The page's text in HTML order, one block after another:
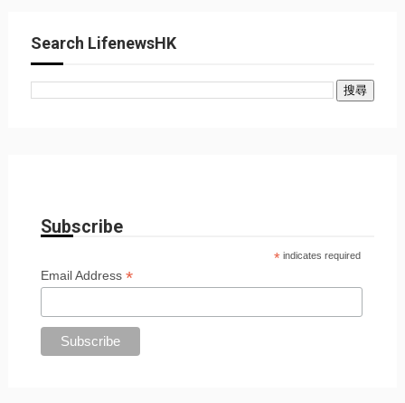
Search LifenewsHK
Subscribe
* indicates required
Email Address*